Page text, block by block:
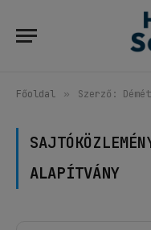
Főoldal » Szerző:
ALAPÍTVÁNY